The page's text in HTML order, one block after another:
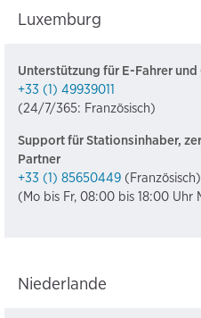
Luxemburg
Unterstützung für E-Fahrer
+33 (1) 49939011
(24/7/365: Französisch)
Support für Stationsinhaber,
Partner
+33 (1) 85650449 (Französisch)
(Mo bis Fr, 08:00 bis 18:00 Uhr
Niederlande